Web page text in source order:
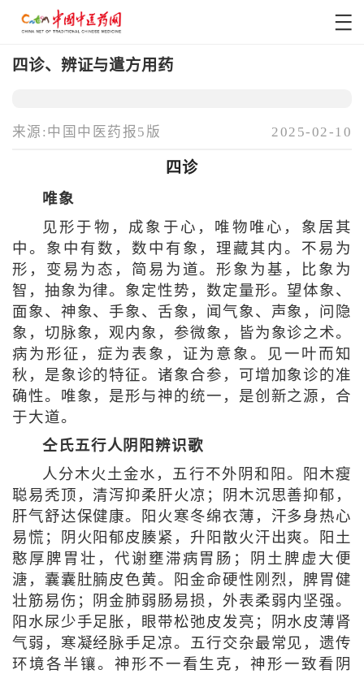
四诊、辨证与遣方用药
来源:中国中医药报5版 2025-02-10
四诊
唯象
见形于物，成象于心，唯物唯心，象居其
中。象中有数，数中有象，理藏其内。不易为
形，变易为态，简易为道。形象为基，比象为
智，抽象为律。象定性势，数定量形。望体象、
面象、神象、手象、舌象，闻气象、声象，问隐
象，切脉象，观内象，参微象，皆为象诊之术。
病为形征，症为表象，证为意象。见一叶而知
秋，是象诊的特征。诸象合参，可增加象诊的准
确性。唯象，是形与神的统一，是创新之源，合
于大道。
仝氏五行人阴阳辨识歌
人分木火土金水，五行不外阴和阳。阳木瘦
聪易秃顶，清泻抑柔肝火凉；阴木沉思善抑郁，
肝气舒达保健康。阳火寒冬绵衣薄，汗多身热心
易慌；阴火阳郁皮腠紧，升阳散火汗出爽。阳土
憨厚脾胃壮，代谢壅滞病胃肠；阴土脾虚大便
溏，囊囊肚腩皮色黄。阳金命硬性刚烈，脾胃健
壮筋易伤；阴金肺弱肠易损，外表柔弱内坚强。
阳水尿少手足胀，眼带松弛皮发亮；阴水皮薄肾
气弱，寒凝经脉手足凉。五行交杂最常见，遗传
环境各半镶。神形不一看生克，神形一致看阴